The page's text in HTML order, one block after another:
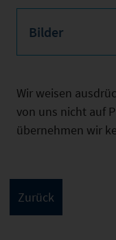
Bilder
Wir weisen
von uns nicht auf
übernehmen wir